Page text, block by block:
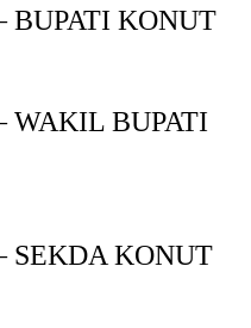
BUPATI KONUT
WAKIL BUPATI
SEKDA KONUT